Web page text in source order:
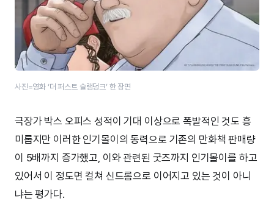
사진=영화 ‘더 퍼스트 슬램덩크’​ 한 장면
극장가 박스 오피스 성적이 기대 이상으로 폭발적인 것도 흥
미롭지만 이러한 인기몰이의 동력으로 기존의 만화책 판매량
이 5배까지 증가했고, 이와 관련된 굿즈까지 인기몰이를 하고
있어서 이 정도면 컬쳐 신드롬으로 이어지고 있는 것이 아니
냐는 평가다.